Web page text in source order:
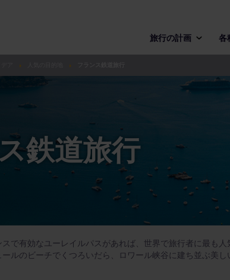
旅行の計画 各
鉄道旅行
スで有効なユーレイルパスがあれば、世界で旅行者に最も
ールのビーチでくつろいだら、ロワール峡谷に建ち並ぶ美